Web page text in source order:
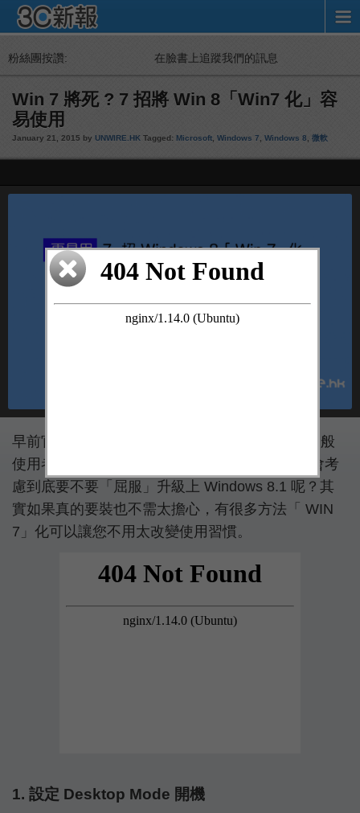
粉絲團按讚: 在臉書上追蹤我們的訊息
Win 7 將死 ? 7 招將 Win 8「Win7 化」容
易使用
January 21, 2015 by UNWIRE.HK Tagged: Microsoft Windows 7 Windows 8 微軟
早前官方宣佈 WIN 7 即將不再提供支援，雖然一般
使用者不受影響。您有機會重裝 Windows 時也會考
慮到底要不要「屈服」升級上 Windows 8.1 呢？其
實如果真的要裝也不需太擔心，有很多方法「 WIN
7」化可以讓您不用太改變使用習慣。
1. 設定 Desktop Mode 開機